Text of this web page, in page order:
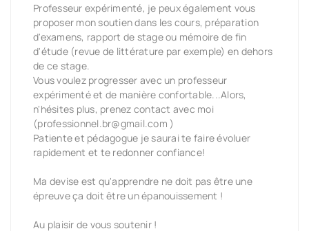
Professeur expérimenté, je peux également vous
proposer mon soutien dans les cours, préparation
d'examens, rapport de stage ou mémoire de fin
d'étude (revue de littérature par exemple) en dehors
de ce stage.
Vous voulez progresser avec un professeur
expérimenté et de manière confortable...Alors,
n'hésites plus, prenez contact avec moi
(professionnel.br@gmail.com )
Patiente et pédagogue je saurai te faire évoluer
rapidement et te redonner confiance!
Ma devise est qu'apprendre ne doit pas être une
épreuve ça doit être un épanouissement !
Au plaisir de vous soutenir !